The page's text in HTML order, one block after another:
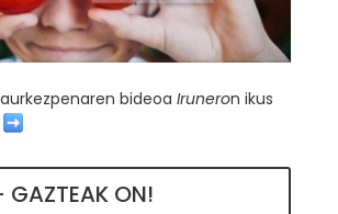
bideoa Iruneron ikus
GAZTEAK ON!